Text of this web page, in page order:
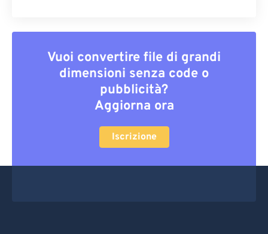
Vuoi convertire file di grandi
dimensioni senza code o
pubblicità?
Aggiorna ora
Iscrizione